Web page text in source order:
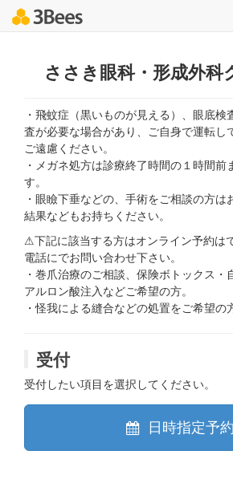
ささき眼科・形成外科
・飛蚊症（黒いものが見える）、眼底検
査が必要な場合があり、ご自身で運転し
ご遠慮ください。
・メガネ処方は診療終了時間の１時間前
す。
・眼瞼下垂などの、手術をご相談の方は
結果などもお持ちください。
⚠下記に該当する方はオンライン予約は
電話にでお問い合わせ下さい。
・巻爪治療のご相談、保険ボトックス・
アルロン酸注入などご希望の方。
・怪我による縫合などの処置をご希望の
受付
受付したい項目を選択してください。
日時指定予約